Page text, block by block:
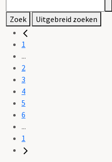
Zoek Uitgebreid zoeken
1
...
2
3
4
5
6
...
1